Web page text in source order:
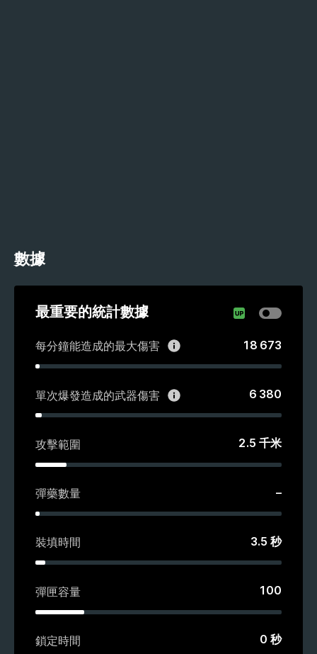
數據
最重要的統計數據
每分鐘能造成的最大傷害 18 673
單次爆發造成的武器傷害 6 380
攻擊範圍 2.5 千米
彈藥數量 –
裝填時間 3.5 秒
彈匣容量 100
鎖定時間 0 秒